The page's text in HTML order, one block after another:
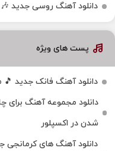
دانلود آهنگ روسی جدید
پست های ویژه
دانلود آهنگ فانک جدید
شدن در اکسپلور
دانلود آهنگ‌ های